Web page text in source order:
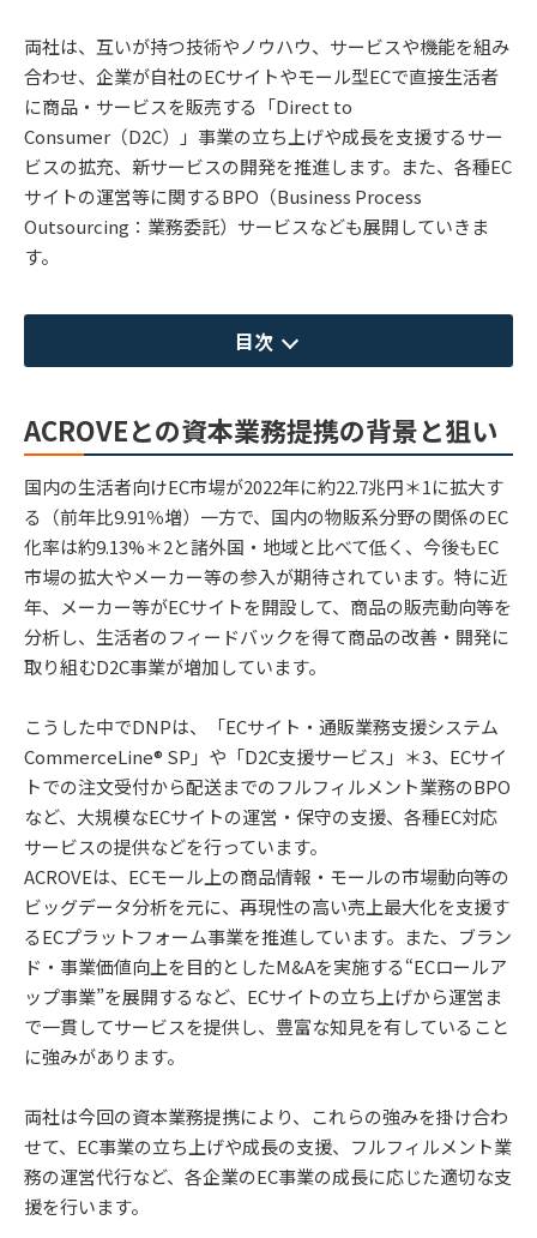
両社は、互いが持つ技術やノウハウ、サービスや機能を組み
合わせ、企業が自社のECサイトやモール型ECで直接生活者
に商品・サービスを販売する「Direct to
Consumer（D2C）」事業の立ち上げや成長を支援するサー
ビスの拡充、新サービスの開発を推進します。また、各種EC
サイトの運営等に関するBPO（Business Process
Outsourcing：業務委託）サービスなども展開していきま
す。
目次
ACROVEとの資本業務提携の背景と狙い
国内の生活者向けEC市場が2022年に約22.7兆円＊1に拡大す
る（前年比9.91％増）一方で、国内の物販系分野の関係のEC
化率は約9.13%＊2と諸外国・地域と比べて低く、今後もEC
市場の拡大やメーカー等の参入が期待されています。特に近
年、メーカー等がECサイトを開設して、商品の販売動向等を
分析し、生活者のフィードバックを得て商品の改善・開発に
取り組むD2C事業が増加しています。
こうした中でDNPは、「ECサイト・通販業務支援システム
CommerceLine® SP」や「D2C支援サービス」＊3、ECサイ
トでの注文受付から配送までのフルフィルメント業務のBPO
など、大規模なECサイトの運営・保守の支援、各種EC対応
サービスの提供などを行っています。
ACROVEは、ECモール上の商品情報・モールの市場動向等の
ビッグデータ分析を元に、再現性の高い売上最大化を支援す
るECプラットフォーム事業を推進しています。また、ブラン
ド・事業価値向上を目的としたM&Aを実施する“ECロールア
ップ事業”を展開するなど、ECサイトの立ち上げから運営ま
で一貫してサービスを提供し、豊富な知見を有していること
に強みがあります。
両社は今回の資本業務提携により、これらの強みを掛け合わ
せて、EC事業の立ち上げや成長の支援、フルフィルメント業
務の運営代行など、各企業のEC事業の成長に応じた適切な支
援を行います。